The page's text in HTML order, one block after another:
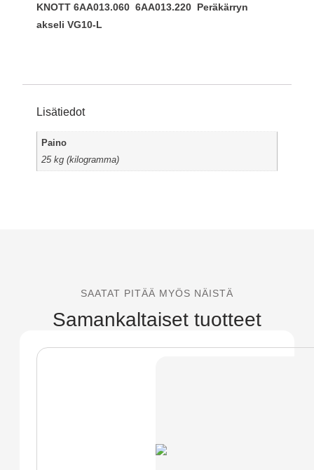
KNOTT 6AA013.060 6AA013.220 Peräkärryn
akseli VG10-L
Lisätiedot
Paino
25 kg (kilogramma)
SAATAT PITÄÄ MYÖS NÄISTÄ
Samankaltaiset tuotteet